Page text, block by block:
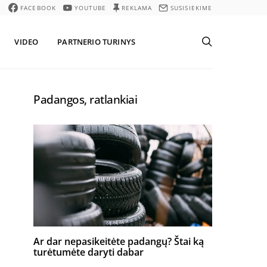
FACEBOOK YOUTUBE REKLAMA SUSISIEKIME
VIDEO PARTNERIO TURINYS
Padangos, ratlankiai
Ar dar nepasikeitėte padangų? Štai ką
turėtumėte daryti dabar